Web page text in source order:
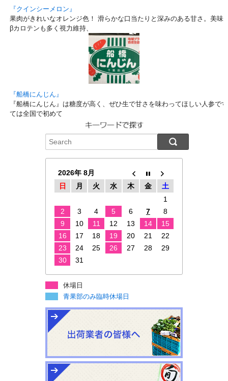
『クインシーメロン』
果肉がきれいなオレンジ色！ 滑らかな口当たりと深みのある甘さ。美味
βカロテンも多く視力維持、
『船橋にんじん』
『船橋にんじん』は糖度が高く、ぜひ生で甘さを味わってほしい人参で
ては全国で初めて
2026年 8月
日
月 火 水 木 金
土
1
2
3 4 5 6 7
8
9
10 11 12 13 14
15
16
17 18 19 20 21
22
23
24 25 26 27 28
29
30
31
休場日
青果部のみ臨時休場日